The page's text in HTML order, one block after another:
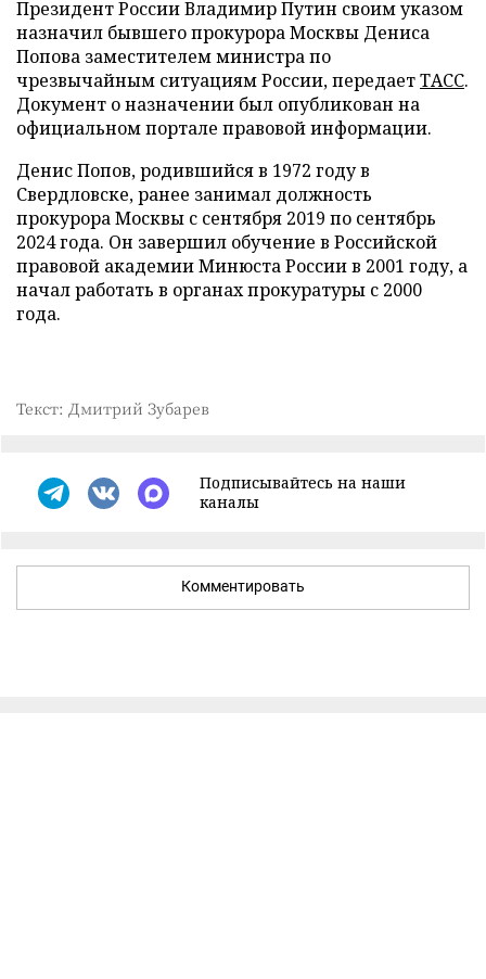
Президент России Владимир Путин своим указом
назначил бывшего прокурора Москвы Дениса
Попова заместителем министра по
чрезвычайным ситуациям России, передаетТАСС.
Документ о назначении был опубликован на
официальном портале правовой информации.
Денис Попов, родившийся в 1972 году в
Свердловске, ранее занимал должность
прокурора Москвы с сентября 2019 по сентябрь
2024 года. Он завершил обучение в Российской
правовой академии Минюста России в 2001 году, а
начал работать в органах прокуратуры с 2000
года.
Текст: Дмитрий Зубарев
Подписывайтесь на наши
каналы
Комментировать